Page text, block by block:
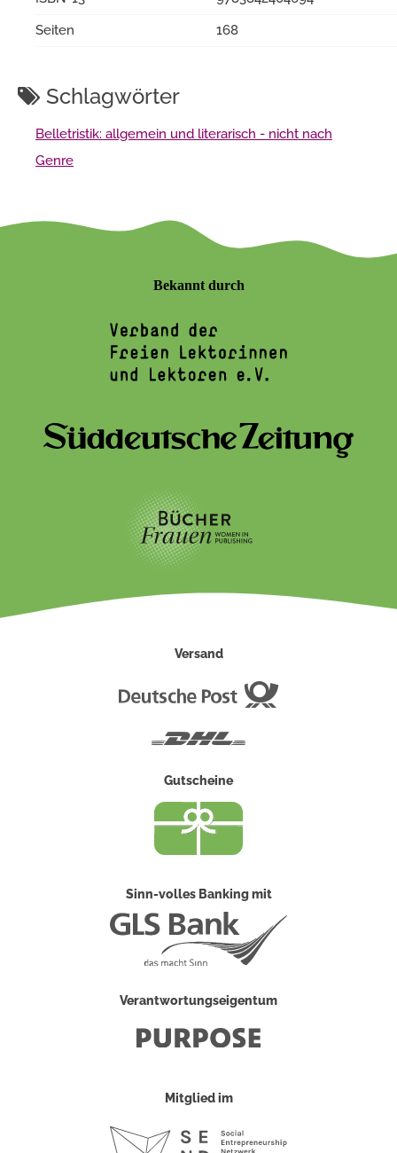
Seiten
168
Schlagwörter
Belletristik: allgemein und literarisch - nicht nach
Genre
Bekannt durch
Versand
Gutscheine
Sinn-volles Banking mit
Verantwortungseigentum
Mitglied im